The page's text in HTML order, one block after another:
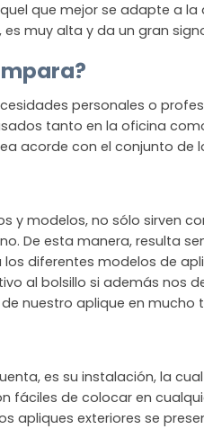
que mejor se adapte a
muy alta y da un gran
personales o
tanto en la oficina
acorde con el conjunto de
y modelos, no sólo sirven
De esta manera, resulta
diferentes modelos de
al bolsillo si además nos
nuestro aplique en mucho
es su instalación, la
fáciles de colocar en
apliques exteriores se